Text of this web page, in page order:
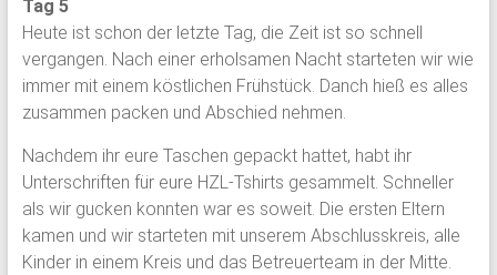
Tag 5
Heute ist schon der letzte Tag, die Zeit ist so schnell
vergangen. Nach einer erholsamen Nacht starteten wir wie
immer mit einem köstlichen Frühstück. Danch hieß es alles
zusammen packen und Abschied nehmen.
Nachdem ihr eure Taschen gepackt hattet, habt ihr
Unterschriften für eure HZL-Tshirts gesammelt. Schneller
als wir gucken konnten war es soweit. Die ersten Eltern
kamen und wir starteten mit unserem Abschlusskreis, alle
Kinder in einem Kreis und das Betreuerteam in der Mitte.